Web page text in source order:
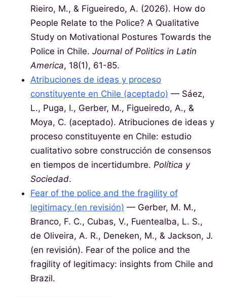
Rieiro, M., & Figueiredo, A. (2026). How do
People Relate to the Police? A Qualitative
Study on Motivational Postures Towards the
Police in Chile. Journal of Politics in Latin
America, 18(1), 61-85.
Atribuciones de ideas y proceso
constituyente en Chile (aceptado) — Sáez,
L., Puga, I., Gerber, M., Figueiredo, A., &
Moya, C. (aceptado). Atribuciones de ideas y
proceso constituyente en Chile: estudio
cualitativo sobre construcción de consensos
en tiempos de incertidumbre. Política y
Sociedad.
Fear of the police and the fragility of
legitimacy (en revisión) — Gerber, M. M.,
Branco, F. C., Cubas, V., Fuentealba, L. S.,
de Oliveira, A. R., Deneken, M., & Jackson, J.
(en revisión). Fear of the police and the
fragility of legitimacy: insights from Chile and
Brazil.